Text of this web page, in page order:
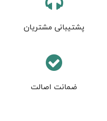
پشتیبانی مشتریان
ضمانت اصالت